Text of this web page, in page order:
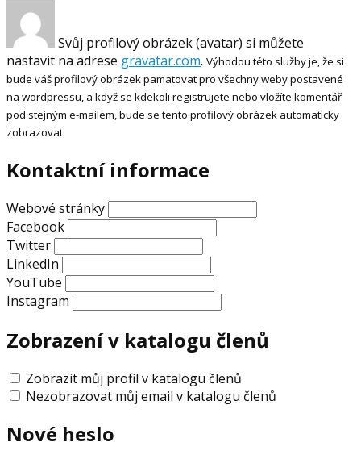
Svůj profilový obrázek (avatar) si můžete
nastavit na adrese gravatar.com. Výhodou této služby je, že si
bude váš profilový obrázek pamatovat pro všechny weby postavené
na wordpressu, a když se kdekoli registrujete nebo vložíte komentář
pod stejným e-mailem, bude se tento profilový obrázek automaticky
zobrazovat.
Kontaktní informace
Webové stránky
Facebook
Twitter
LinkedIn
YouTube
Instagram
Zobrazení v katalogu členů
Zobrazit můj profil v katalogu členů
Nezobrazovat můj email v katalogu členů
Nové heslo